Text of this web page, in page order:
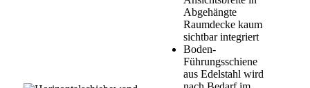
Abgehängte
Raumdecke kaum
sichtbar integriert
Boden-
Führungsschiene
aus Edelstahl wird